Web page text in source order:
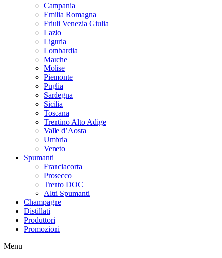
Campania
Emilia Romagna
Friuli Venezia Giulia
Lazio
Liguria
Lombardia
Marche
Molise
Piemonte
Puglia
Sardegna
Sicilia
Toscana
Trentino Alto Adige
Valle d’Aosta
Umbria
Veneto
Spumanti
Franciacorta
Prosecco
Trento DOC
Altri Spumanti
Champagne
Distillati
Produttori
Promozioni
Menu